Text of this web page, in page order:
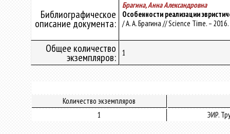
Библиографическое
описание документа:
Брагина, Анна Александровна
Особенности реализации
/ А. А. Брагина // Science Time. –
Общее количество
экземпляров: 1
Количество экземпляров
1
ЭИР.